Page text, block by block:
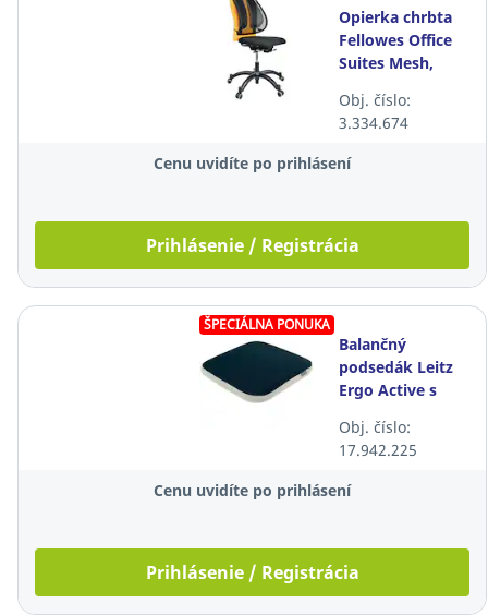
Opierka chrbta
Fellowes Office
Suites Mesh,
Obj. číslo:
3.334.674
Cenu uvidíte po prihlásení
Prihlásenie / Registrácia
ŠPECIÁLNA PONUKA
Balančný
podsedák Leitz
Ergo Active s
poťahom,
tmavosivý
Obj. číslo:
17.942.225
Cenu uvidíte po prihlásení
Prihlásenie / Registrácia